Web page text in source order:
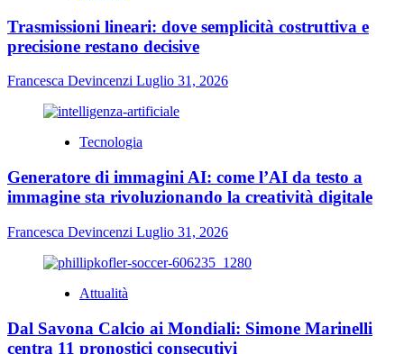
Trasmissioni lineari: dove semplicità costruttiva e
precisione restano decisive
Francesca Devincenzi Luglio 31, 2026
Tecnologia
Generatore di immagini AI: come l’AI da testo a
immagine sta rivoluzionando la creatività digitale
Francesca Devincenzi Luglio 31, 2026
Attualità
Dal Savona Calcio ai Mondiali: Simone Marinelli
centra 11 pronostici consecutivi